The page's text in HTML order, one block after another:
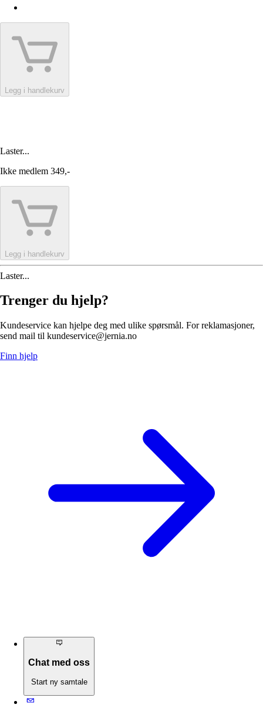
Legg i handlekurv
Laster...
Ikke medlem 349,-
Legg i handlekurv
Laster...
Trenger du hjelp?
Kundeservice kan hjelpe deg med ulike spørsmål. For reklamasjoner,
send mail til kundeservice@jernia.no
Finn hjelp
Chat med oss
Start ny samtale